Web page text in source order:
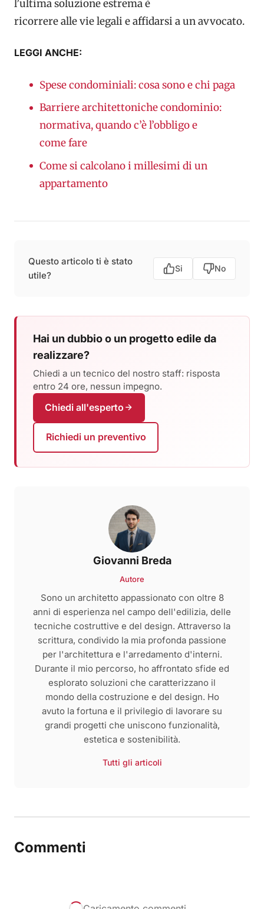
l’ultima soluzione estrema è
ricorrere alle vie legali e affidarsi a un avvocato.
LEGGI ANCHE:
Spese condominiali: cosa sono e chi paga
Barriere architettoniche condominio:
normativa, quando c’è l’obbligo e
come fare
Come si calcolano i millesimi di un
appartamento
Questo articolo ti è stato
utile?
Si No
Hai un dubbio o un progetto edile da
realizzare?
Chiedi a un tecnico del nostro staff: risposta
entro 24 ore, nessun impegno.
Chiedi all'esperto
Richiedi un preventivo
Giovanni Breda
Autore
Sono un architetto appassionato con oltre 8
anni di esperienza nel campo dell'edilizia, delle
tecniche costruttive e del design. Attraverso la
scrittura, condivido la mia profonda passione
per l'architettura e l'arredamento d'interni.
Durante il mio percorso, ho affrontato sfide ed
esplorato soluzioni che caratterizzano il
mondo della costruzione e del design. Ho
avuto la fortuna e il privilegio di lavorare su
grandi progetti che uniscono funzionalità,
estetica e sostenibilità.
Tutti gli articoli
Commenti